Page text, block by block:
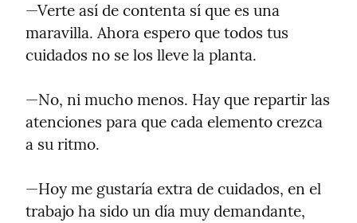
—Verte así de contenta sí que es una
maravilla. Ahora espero que todos tus
cuidados no se los lleve la planta.
—No, ni mucho menos. Hay que repartir las
atenciones para que cada elemento crezca
a su ritmo.
—Hoy me gustaría extra de cuidados, en el
trabajo ha sido un día muy demandante,